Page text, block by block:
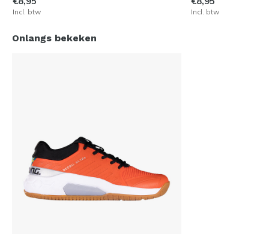
Incl. btw Incl. btw
Onlangs bekeken